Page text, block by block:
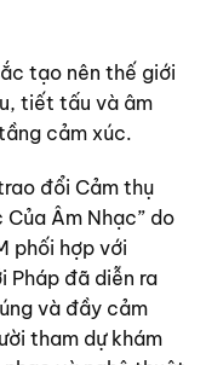
tạo nên thế giới
tiết tấu và âm
cảm xúc.
đổi Cảm thụ
Của Âm Nhạc” do
phối hợp với
Pháp đã diễn ra
và đầy cảm
tham dự khám